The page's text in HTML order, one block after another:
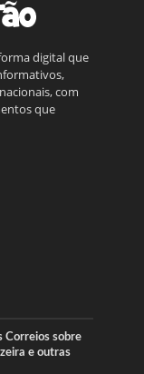
digital que
com
que
Correios sobre
e outras